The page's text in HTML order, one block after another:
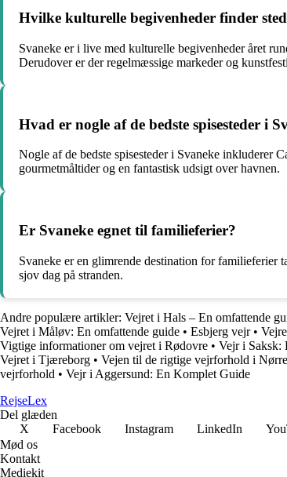
Hvilke kulturelle begivenheder finder
Svaneke er i live med kulturelle begivenheder året
Derudover er der regelmæssige markeder og
Hvad er nogle af de bedste spisesteder i
Nogle af de bedste spisesteder i Svaneke inkluderer
gourmetmåltider og en fantastisk udsigt over havnen.
Er Svaneke egnet til familieferier?
Svaneke er en glimrende destination for familieferier
sjov dag på stranden.
Andre populære artikler: Vejret i Hals – En omfattende
Vejret i Måløv: En omfattende guide • Esbjerg vejr•
Vigtige informationer om vejret i Rødovre • Vejr i Saksk:
Vejret i Tjæreborg • Vejen til de rigtige vejrforhold i
vejrforhold • Vejr i Aggersund: En Komplet Guide
RejseLex
Del glæden
X
Facebook Instagram LinkedIn
Mød os
Kontakt
Mediekit